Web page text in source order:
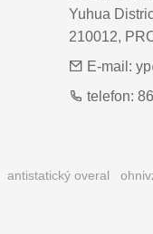
Yuhua
210012,
E-mail:
telefon:
antistatický overal